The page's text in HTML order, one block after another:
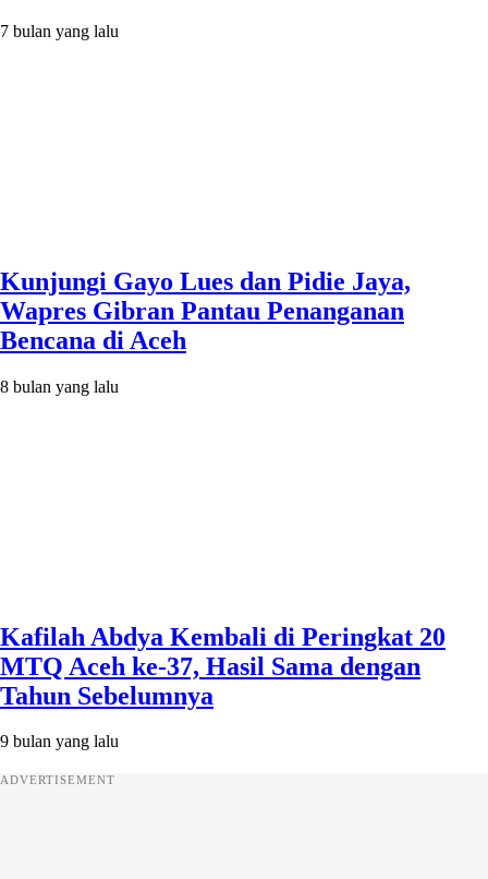
7 bulan yang lalu
Kunjungi Gayo Lues dan Pidie Jaya,
Wapres Gibran Pantau Penanganan
Bencana di Aceh
8 bulan yang lalu
Kafilah Abdya Kembali di Peringkat 20
MTQ Aceh ke-37, Hasil Sama dengan
Tahun Sebelumnya
9 bulan yang lalu
ADVERTISEMENT